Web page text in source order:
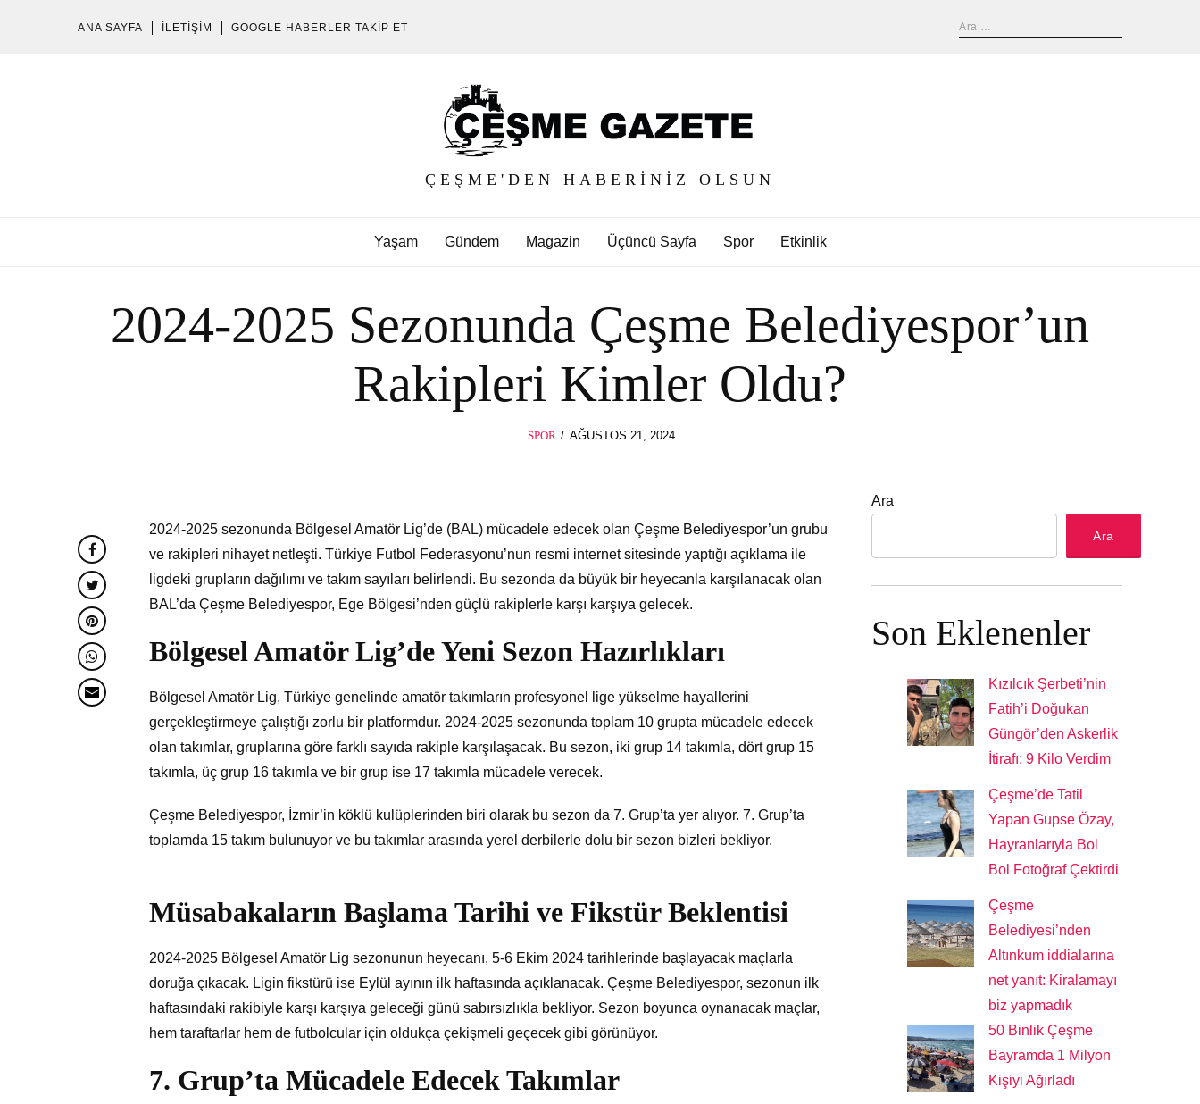
ANA SAYFA İLETIŞIM GOOGLE HABERLER TAKIP ET
ÇEŞME'DEN HABERINIZ OLSUN
Yaşam Gündem Magazin Üçüncü Sayfa Spor Etkinlik
2024-2025 Sezonunda Çeşme Belediyespor’un
Rakipleri Kimler Oldu?
SPOR
POSTED
AĞUSTOS 21, 2024AĞUSTOS
2024-2025 sezonunda Bölgesel Amatör Lig’de (BAL) mücadele edecek olan Çeşme Belediyespor’un grubu
ve rakipleri nihayet netleşti. Türkiye Futbol Federasyonu’nun resmi internet sitesinde yaptığı açıklama ile
ligdeki grupların dağılımı ve takım sayıları belirlendi. Bu sezonda da büyük bir heyecanla karşılanacak olan
BAL’da Çeşme Belediyespor, Ege Bölgesi’nden güçlü rakiplerle karşı karşıya gelecek.
Bölgesel Amatör Lig’de Yeni Sezon Hazırlıkları
Bölgesel Amatör Lig, Türkiye genelinde amatör takımların profesyonel lige yükselme hayallerini
gerçekleştirmeye çalıştığı zorlu bir platformdur. 2024-2025 sezonunda toplam 10 grupta mücadele edecek
olan takımlar, gruplarına göre farklı sayıda rakiple karşılaşacak. Bu sezon, iki grup 14 takımla, dört grup 15
takımla, üç grup 16 takımla ve bir grup ise 17 takımla mücadele verecek.
Çeşme Belediyespor, İzmir’in köklü kulüplerinden biri olarak bu sezon da 7. Grup’ta yer alıyor. 7. Grup’ta
toplamda 15 takım bulunuyor ve bu takımlar arasında yerel derbilerle dolu bir sezon bizleri bekliyor.
Müsabakaların Başlama Tarihi ve Fikstür Beklentisi
2024-2025 Bölgesel Amatör Lig sezonunun heyecanı, 5-6 Ekim 2024 tarihlerinde başlayacak maçlarla
doruğa çıkacak. Ligin fikstürü ise Eylül ayının ilk haftasında açıklanacak. Çeşme Belediyespor, sezonun ilk
haftasındaki rakibiyle karşı karşıya geleceği günü sabırsızlıkla bekliyor. Sezon boyunca oynanacak maçlar,
hem taraftarlar hem de futbolcular için oldukça çekişmeli geçecek gibi görünüyor.
7. Grup’ta Mücadele Edecek Takımlar
Ara
Ara
Son Eklenenler
Kızılcık Şerbeti’nin
Fatih’i Doğukan
Güngör’den Askerlik
İtirafı: 9 Kilo Verdim
Çeşme’de Tatil
Yapan Gupse Özay,
Hayranlarıyla Bol
Bol Fotoğraf Çektirdi
Çeşme
Belediyesi’nden
Altınkum iddialarına
net yanıt: Kiralamayı
biz yapmadık
50 Binlik Çeşme
Bayramda 1 Milyon
Kişiyi Ağırladı